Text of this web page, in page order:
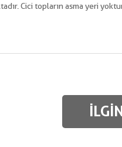
Cici topların asma yeri